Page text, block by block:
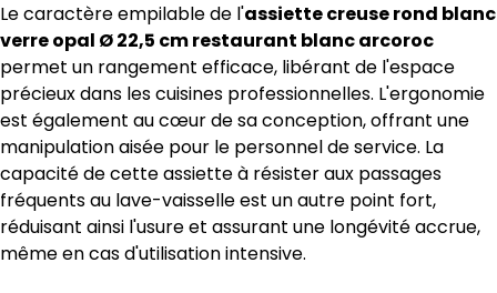
Le caractère empilable de l'assiette creuse rond blanc
verre opal Ø 22,5 cm restaurant blanc arcoroc
permet un rangement efficace, libérant de l'espace
précieux dans les cuisines professionnelles. L'ergonomie
est également au cœur de sa conception, offrant une
manipulation aisée pour le personnel de service. La
capacité de cette assiette à résister aux passages
fréquents au lave-vaisselle est un autre point fort,
réduisant ainsi l'usure et assurant une longévité accrue,
même en cas d'utilisation intensive.